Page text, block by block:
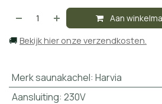
Aan
🚚 Bekijk hier onze verzendkosten.
Merk saunakachel: Harvia
Aansluiting: 230V